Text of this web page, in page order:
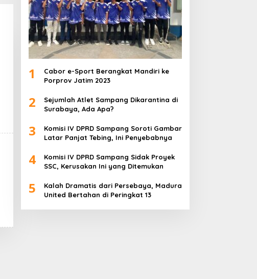
1
Cabor e-Sport Berangkat Mandiri ke
Porprov Jatim 2023
2
Sejumlah Atlet Sampang Dikarantina di
Surabaya, Ada Apa?
3
Komisi IV DPRD Sampang Soroti Gambar
Latar Panjat Tebing, Ini Penyebabnya
4
Komisi IV DPRD Sampang Sidak Proyek
SSC, Kerusakan Ini yang Ditemukan
5
Kalah Dramatis dari Persebaya, Madura
United Bertahan di Peringkat 13